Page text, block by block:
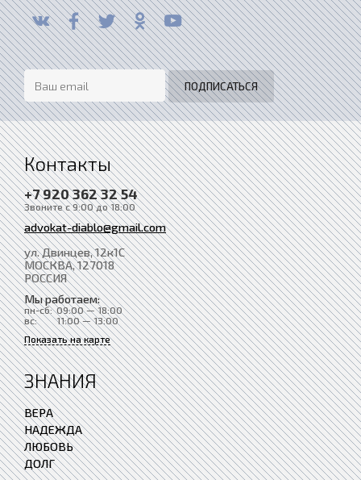
Контакты
+7 920 362 32 54
Звоните с 9:00 до 18:00
advokat-diablo@gmail.com
ул. Двинцев, 12к1С
МОСКВА, 127018
РОССИЯ
Мы работаем:
пн-сб: 09:00 — 18:00
вс:
11:00 — 13:00
Показать на карте
ЗНАНИЯ
ВЕРА
НАДЕЖДА
ЛЮБОВЬ
ДОЛГ